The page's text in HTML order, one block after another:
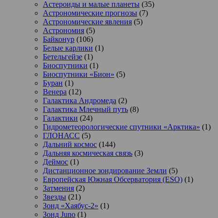
Астероиды и малые планеты (35)
Астрономические прогнозы (7)
Астрономические явления (5)
Астрономия (5)
Байконур (106)
Белые карлики (1)
Бетельгейзе (1)
Биоспутники (1)
Биоспутники «Бион» (5)
Буран (1)
Венера (12)
Галактика Андромеда (2)
Галактика Млечный путь (8)
Галактики (24)
Гидрометеорологические спутники «Арктика» (1)
ГЛОНАСС (5)
Дальний космос (144)
Дальняя космическая связь (3)
Деймос (1)
Дистанционное зондирование Земли (5)
Европейская Южная Обсерватория (ESO) (1)
Затмения (2)
Звезды (21)
Зонд «Хаябус-2» (1)
Зонд Juno (1)